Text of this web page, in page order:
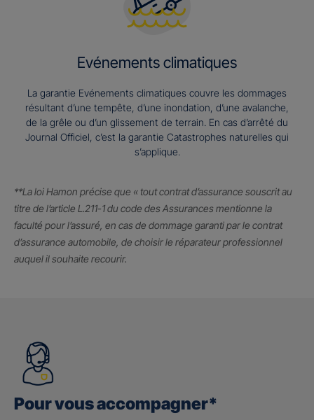
Evénements climatiques
La garantie Evénements climatiques couvre les dommages
résultant d’une tempête, d’une inondation, d’une avalanche,
de la grêle ou d’un glissement de terrain. En cas d’arrêté du
Journal Officiel, c’est la garantie Catastrophes naturelles qui
s’applique.
**La loi Hamon précise que « tout contrat d’assurance souscrit au
titre de l’article L.211-1 du code des Assurances mentionne la
faculté pour l’assuré, en cas de dommage garanti par le contrat
d’assurance automobile, de choisir le réparateur professionnel
auquel il souhaite recourir.
Pour vous accompagner*